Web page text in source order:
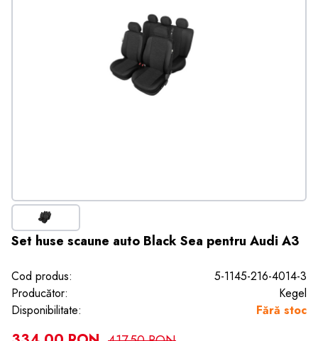
Set huse scaune auto Black Sea pentru Audi A3
Cod produs:
5-1145-216-4014-3
Producător:
Kegel
Disponibilitate:
Fără stoc